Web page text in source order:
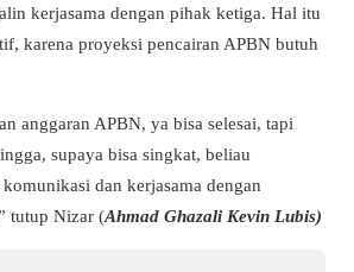
kerjasama dengan pihak ketiga. Hal itu
karena proyeksi pencairan APBN butuh
anggaran APBN, ya bisa selesai, tapi
supaya bisa singkat, beliau
dan kerjasama dengan
tutup Nizar (Ahmad Ghazali Kevin Lubis)